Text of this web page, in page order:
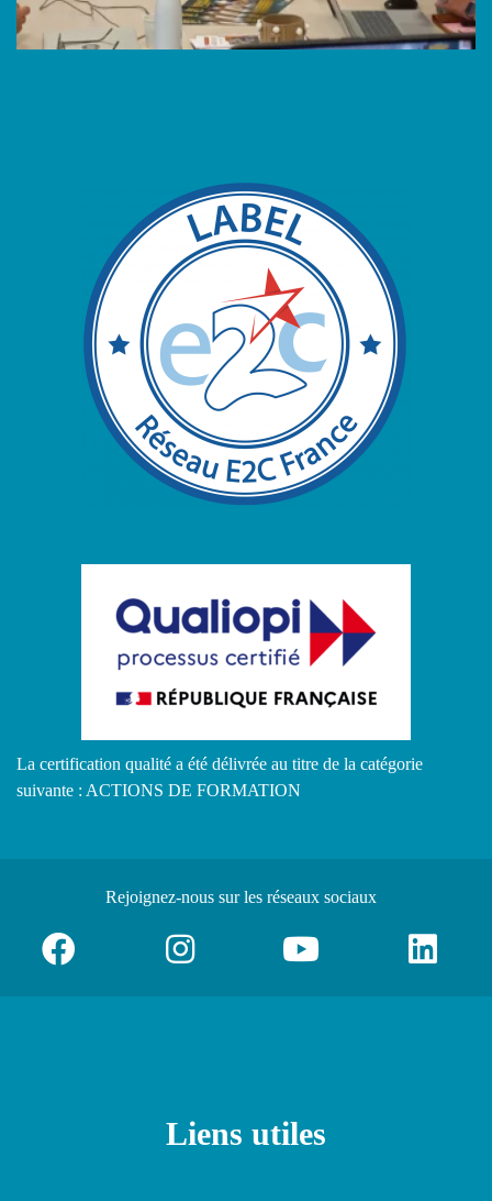
La certification qualité a été délivrée au titre de la catégorie
suivante : ACTIONS DE FORMATION
Rejoignez-nous sur les réseaux sociaux
Liens utiles